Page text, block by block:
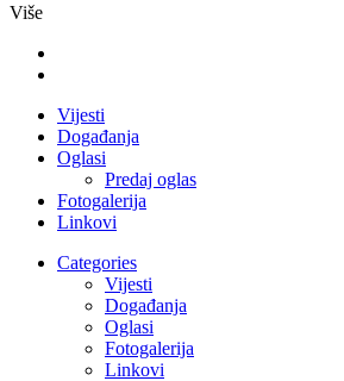
Više
Vijesti
Događanja
Oglasi
Predaj oglas
Fotogalerija
Linkovi
Categories
Vijesti
Događanja
Oglasi
Fotogalerija
Linkovi